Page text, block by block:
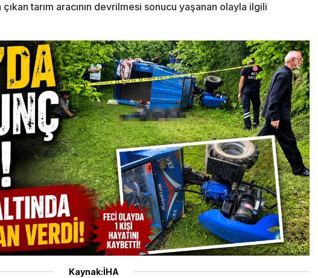
tarım aracının devrilmesi sonucu yaşanan olayla ilgili
Kaynak:İHA